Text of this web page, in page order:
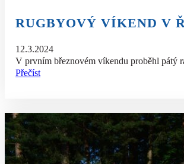
RUGBYOVÝ VÍKEND V
12.3.2024
V prvním březnovém víkendu proběhl pátý
Přečíst